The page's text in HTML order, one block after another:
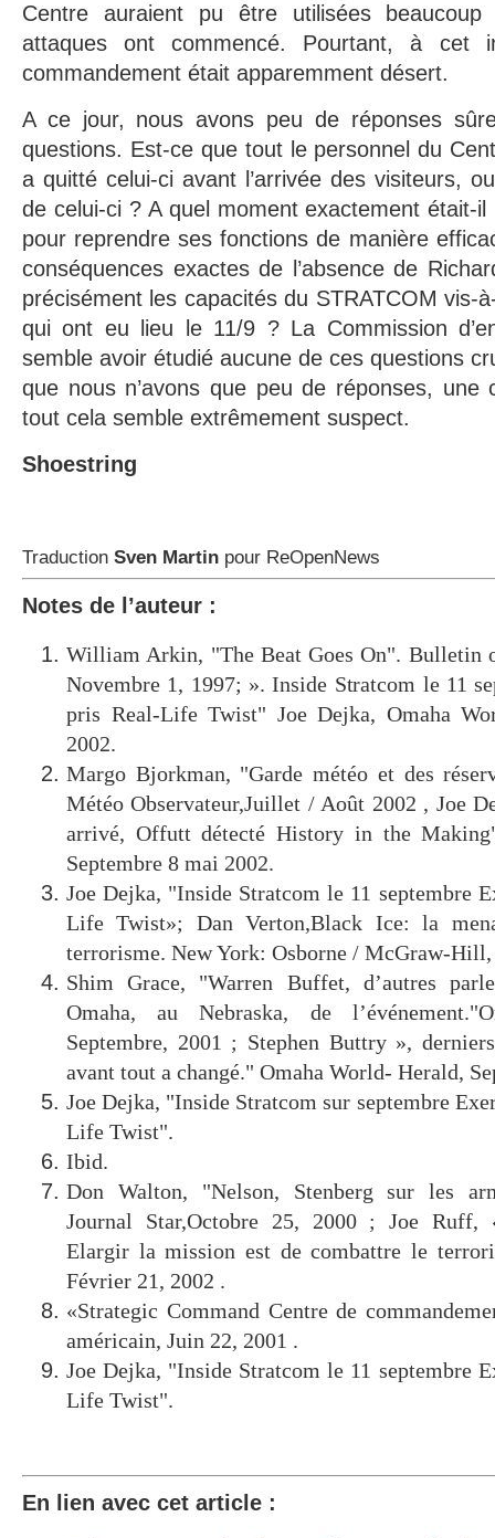
Centre auraient pu être utilisées
attaques ont commencé. Pourtant, à cet
commandement était apparemment désert.
A ce jour, nous avons peu de réponses
questions. Est-ce que tout le personnel du
a quitté celui-ci avant l’arrivée des visiteurs,
de celui-ci ? A quel moment exactement était-
pour reprendre ses fonctions de manière
conséquences exactes de l’absence de
précisément les capacités du STRATCOM vis-
qui ont eu lieu le 11/9 ? La Commission
semble avoir étudié aucune de ces questions
que nous n’avons que peu de réponses, une
tout cela semble extrêmement suspect.
Shoestring
Traduction Sven Martin pour ReOpenNews
Notes de l’auteur :
William Arkin, "The Beat Goes On". Bulletin
Novembre 1, 1997; ». Inside Stratcom le 11
pris Real-Life Twist" Joe Dejka, Omaha
2002.
Margo Bjorkman, "Garde météo et des
Météo Observateur,Juillet / Août 2002 , Joe
arrivé, Offutt détecté History in the
Septembre 8 mai 2002.
Joe Dejka, "Inside Stratcom le 11 septembre
Life Twist»; Dan Verton,Black Ice: la
terrorisme. New York: Osborne / McGraw-Hill,
Shim Grace, "Warren Buffet, d’autres
Omaha, au Nebraska, de
Septembre, 2001 ; Stephen Buttry »,
avant tout a changé." Omaha World- Herald,
Joe Dejka, "Inside Stratcom sur septembre
Life Twist".
Ibid.
Don Walton, "Nelson, Stenberg sur les
Journal Star,Octobre 25, 2000 ; Joe Ruff,
Elargir la mission est de combattre le
Février 21, 2002 .
«Strategic Command Centre de
américain, Juin 22, 2001 .
Joe Dejka, "Inside Stratcom le 11 septembre
Life Twist".
En lien avec cet article :